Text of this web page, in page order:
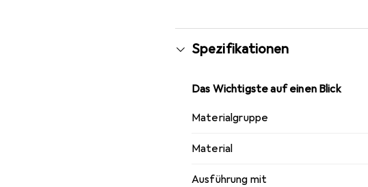
Spezifikationen
Das Wichtigste auf einen Blick
Materialgruppe
Material
Ausführung mit